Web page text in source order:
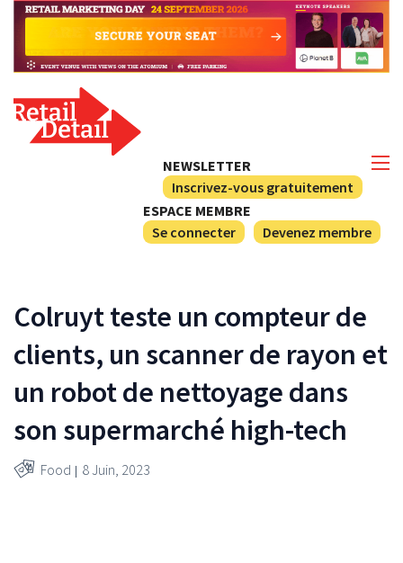
NEWSLETTER
Inscrivez-vous gratuitement
ESPACE MEMBRE
Se connecter
Devenez membre
Colruyt teste un compteur de
clients, un scanner de rayon et
un robot de nettoyage dans
son supermarché high-tech
Food 8 Juin, 2023